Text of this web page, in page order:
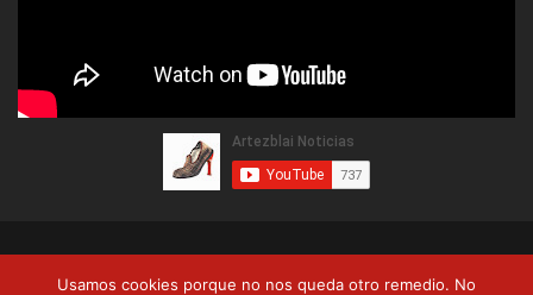
Usamos cookies porque no nos queda otro remedio. No